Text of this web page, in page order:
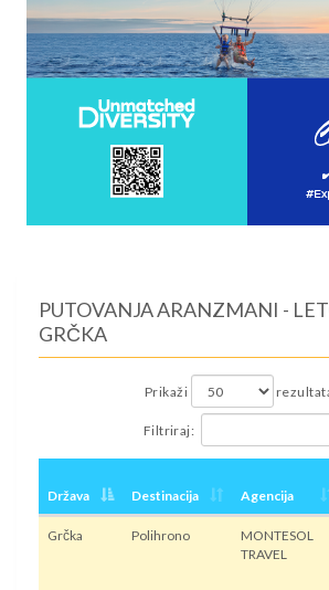
PUTOVANJA ARANZMANI -
GRČKA
Prikaži
Filtriraj:
Država Destinacija Agencija
Grčka Polihrono
MONTESOL
TRAVEL